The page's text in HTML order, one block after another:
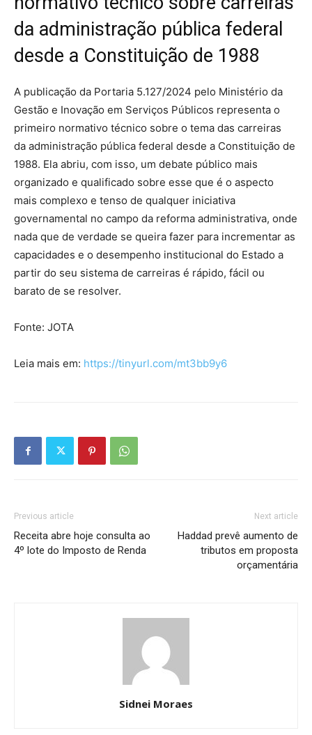
da administração pública federal
desde a Constituição de 1988
A publicação da Portaria 5.127/2024 pelo Ministério da
Gestão e Inovação em Serviços Públicos representa o
primeiro normativo técnico sobre o tema das carreiras
da administração pública federal desde a Constituição de
1988. Ela abriu, com isso, um debate público mais
organizado e qualificado sobre esse que é o aspecto
mais complexo e tenso de qualquer iniciativa
governamental no campo da reforma administrativa, onde
nada que de verdade se queira fazer para incrementar as
capacidades e o desempenho institucional do Estado a
partir do seu sistema de carreiras é rápido, fácil ou
barato de se resolver.
Fonte: JOTA
Leia mais em: https://tinyurl.com/mt3bb9y6
Previous article
Receita abre hoje consulta ao
4º lote do Imposto de Renda
Next article
Haddad prevê aumento de
tributos em proposta
orçamentária
Sidnei Moraes